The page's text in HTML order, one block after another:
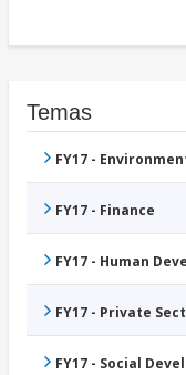
Temas
FY17 -
FY17 - Finance
FY17 - Human
FY17 - Private
FY17 - Social